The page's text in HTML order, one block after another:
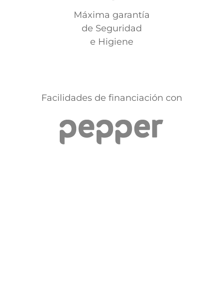
Máxima garantía
de Seguridad
e Higiene
Facilidades de financiación con